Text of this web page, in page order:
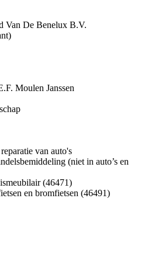
Van De Benelux B.V.
Moulen Janssen
van auto's
(niet in auto’s en
(46471)
en bromfietsen (46491)